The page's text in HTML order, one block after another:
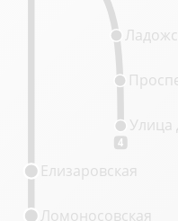
4
Улица
Ломоносовская
Елизаровская